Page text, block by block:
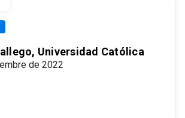
Universidad Católica
de 2022